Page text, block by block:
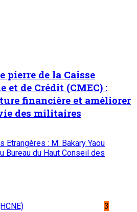
pierre de la Caisse
et de Crédit (CMEC) :
financière et améliorer
des militaires
: M. Bakary Yaou
Bureau du Haut Conseil des
3